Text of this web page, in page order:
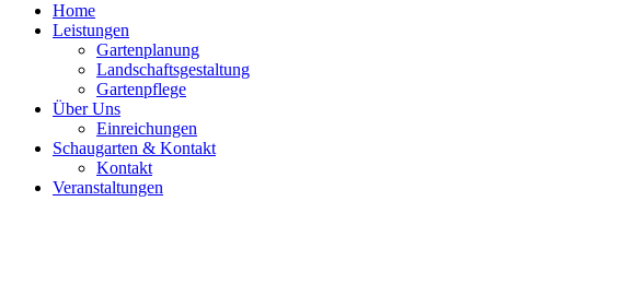
Home
Leistungen
Gartenplanung
Landschaftsgestaltung
Gartenpflege
Über Uns
Einreichungen
Schaugarten & Kontakt
Kontakt
Veranstaltungen